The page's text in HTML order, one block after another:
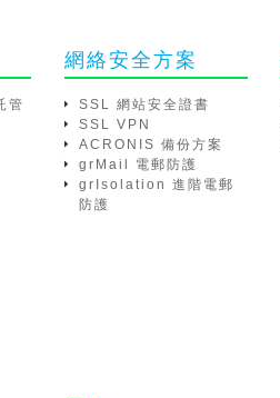
管
網絡安全方案
SSL 網站安全證書
SSL VPN
ACRONIS 備份方案
grMail 電郵防護
grIsolation 進階電郵
防護